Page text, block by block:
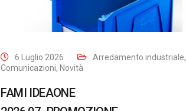
6 Luglio 2026 Arredamento industriale,
Comunicazioni, Novità
FAMI IDEAONE